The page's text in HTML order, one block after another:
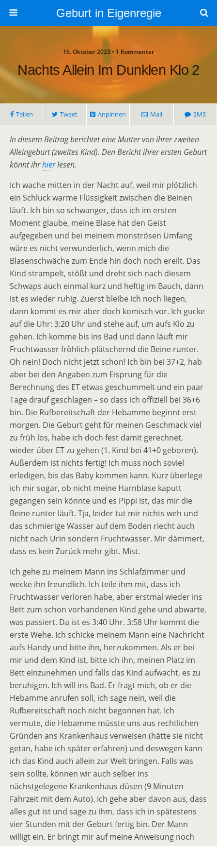
Geburt in Eigenregie
16. Oktober 2023 • 1 Kommentar
Nachts Allein Im Dunklen Klo 2
Teilen Tweet Anpinnen Mail SMS
In diesem Beitrag berichtet eine Mutter von ihrer zweiten
Alleingeburt (zweites Kind). Den Bericht ihrer ersten Geburt
könnt ihrhierlesen.
Ich wache mitten in der Nacht auf, weil mir plötzlich
ein Schluck warme Flüssigkeit zwischen die Beinen
läuft. Ich bin so schwanger, dass ich im ersten
Moment glaube, meine Blase hat den Geist
aufgegeben und bei meinem monströsen Umfang
wäre es nicht verwunderlich, wenn mich die
Blasenschwäche zum Ende hin doch noch ereilt. Das
Kind strampelt, stößt und dreht sich nach diesem
Schwaps auch einmal kurz und heftig im Bauch, dann
ist es wieder ruhig. Zuerst bleibe ich noch liegen,
dann kommt es mir aber doch komisch vor. Ich gucke
auf die Uhr: 3:20 Uhr und stehe auf, um aufs Klo zu
gehen. Ich komme bis ins Bad und dann läuft mir
Fruchtwasser fröhlich-plätschernd die Beine runter.
Oh nein! Doch nicht jetzt schon! Ich bin bei 37+2, hab
aber bei den Angaben zum Eisprung für die
Berechnung des ET etwas geschummelt und ein paar
Tage drauf geschlagen – so dass ich offiziell bei 36+6
bin. Die Rufbereitschaft der Hebamme beginnt erst
morgen. Die Geburt geht für meinen Geschmack viel
zu früh los, habe ich doch fest damit gerechnet,
wieder über ET zu gehen (1. Kind bei 41+0 geboren).
Außerdem ist nichts fertig! Ich muss noch soviel
erledigen, bis das Baby kommen kann. Kurz überlege
ich mir sogar, ob nicht meine Harnblase kaputt
gegangen sein könnte und es Pippi ist, das mir die
Beine runter läuft. Tja, leider tut mir nichts weh und
das schmierige Wasser auf dem Boden riecht auch
nicht nach Urin sondern Fruchtwasser. Mir dämmert,
dass es kein Zurück mehr gibt. Mist.
Ich gehe zu meinem Mann ins Schlafzimmer und
wecke ihn freundlich. Ich teile ihm mit, dass ich
Fruchtwasser verloren habe, aber erstmal wieder ins
Bett zum schon vorhandenen Kind gehe und abwarte,
was passiert. Da ist es 3:40 Uhr. 3:58 Uhr kommt die
erste Wehe. Ich schicke meinem Mann eine Nachricht
aufs Handy und bitte ihn, herzukommen. Als er bei
mir und dem Kind ist, bitte ich ihn, meinen Platz im
Bett einzunehmen und falls das Kind aufwacht, es zu
beruhigen. Ich will ins Bad. Er fragt mich, ob er die
Hebamme anrufen soll, ich sage nein, weil die
Rufbereitschaft noch nicht begonnen hat. Ich
vermute, die Hebamme müsste uns aus rechtlichen
Gründen ans Krankenhaus verweisen (hätte sie nicht
getan, habe ich später erfahren) und deswegen kann
ich das Kind auch allein zur Welt bringen. Falls was
sein sollte, können wir auch selber ins
nächstgelegene Krankenhaus düsen (9 Minuten
Fahrzeit mit dem Auto). Ich gehe aber davon aus, dass
alles gut ist und sage zu ihm, dass ich in spätestens
vier Stunden mit der Geburt fertig bin. Der Mann
willigt ein. Er bringt mir auf meine Anweisung noch